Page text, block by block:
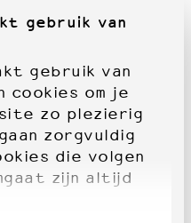
gebruik van
gebruik van
cookies om je
zo plezierig
zorgvuldig
die volgen
zijn altijd